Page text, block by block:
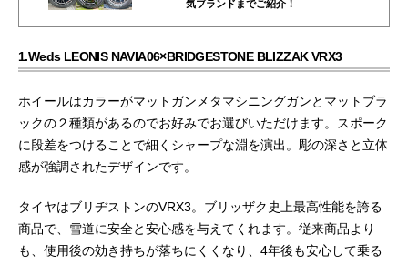
気ブランドまでご紹介！
1.Weds LEONIS NAVIA06×BRIDGESTONE BLIZZAK VRX3
ホイールはカラーがマットガンメタマシニングガンとマットブラ
ックの２種類があるのでお好みでお選びいただけます。スポーク
に段差をつけることで細くシャープな淵を演出。彫の深さと立体
感が強調されたデザインです。
タイヤはブリヂストンのVRX3。ブリッザク史上最高性能を誇る
商品で、雪道に安全と安心感を与えてくれます。従来商品より
も、使用後の効き持ちが落ちにくくなり、4年後も安心して乗る